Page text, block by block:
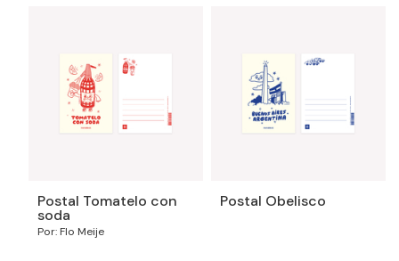
Postal Tomatelo con
soda
Por: Flo Meije
Postal Obelisco